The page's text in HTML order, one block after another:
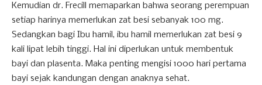
Kemudian dr. Frecill memaparkan bahwa seorang perempuan
setiap harinya memerlukan zat besi sebanyak 100 mg.
Sedangkan bagi Ibu hamil, ibu hamil memerlukan zat besi 9
kali lipat lebih tinggi. Hal ini diperlukan untuk membentuk
bayi dan plasenta. Maka penting mengisi 1000 hari pertama
bayi sejak kandungan dengan anaknya sehat.